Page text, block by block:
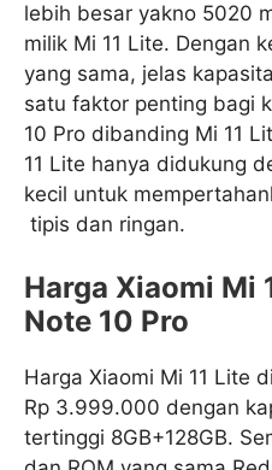
lebih besar yakno 5020
milik Mi 11 Lite. Dengan
yang sama, jelas
satu faktor penting bagi
10 Pro dibanding Mi 11
11 Lite hanya didukung
kecil untuk
tipis dan ringan.
Harga Xiaomi Mi
Note 10 Pro
Harga Xiaomi Mi 11 Lite
Rp 3.999.000 dengan
tertinggi 8GB+128GB.